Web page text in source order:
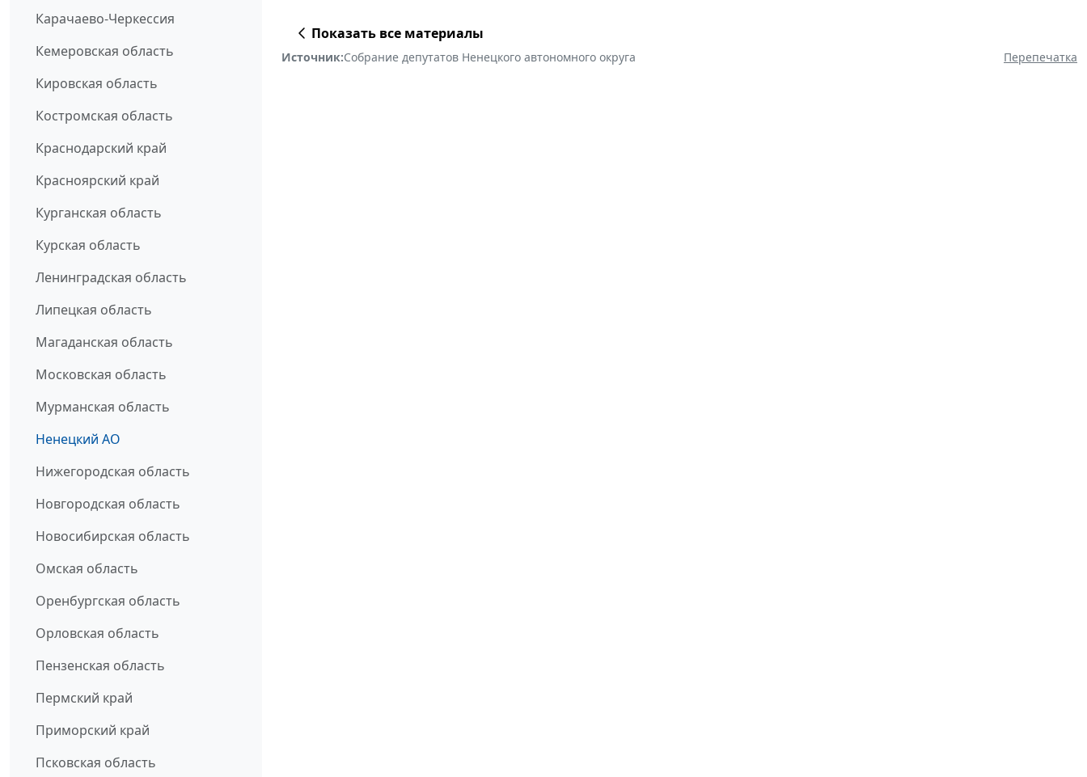
Карачаево-Черкессия
Кемеровская область
Кировская область
Костромская область
Краснодарский край
Красноярский край
Курганская область
Курская область
Ленинградская область
Липецкая область
Магаданская область
Московская область
Мурманская область
Ненецкий АО
Нижегородская область
Новгородская область
Новосибирская область
Омская область
Оренбургская область
Орловская область
Пензенская область
Пермский край
Приморский край
Псковская область
Показать все материалы
Источник:Собрание депутатов Ненецкого автономного округа Перепечатка